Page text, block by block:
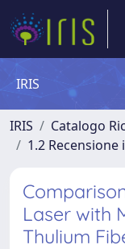
IRIS
IRIS Catalogo
1.2 Recensione
Laser with
Thulium